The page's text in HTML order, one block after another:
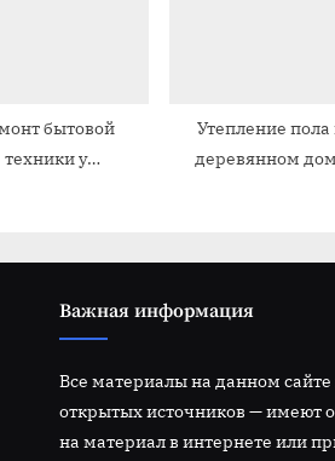
бытовой
техники у
Утепление пола
деревянном
Важная информация
Все материалы на данном сайте
открытых источников — имеют
на материал в интернете или